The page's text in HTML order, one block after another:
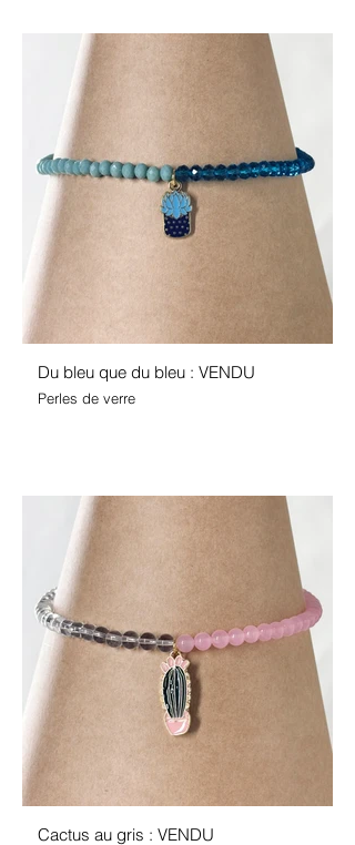
Du bleu que du bleu : VENDU
Perles de verre
Cactus au gris : VENDU